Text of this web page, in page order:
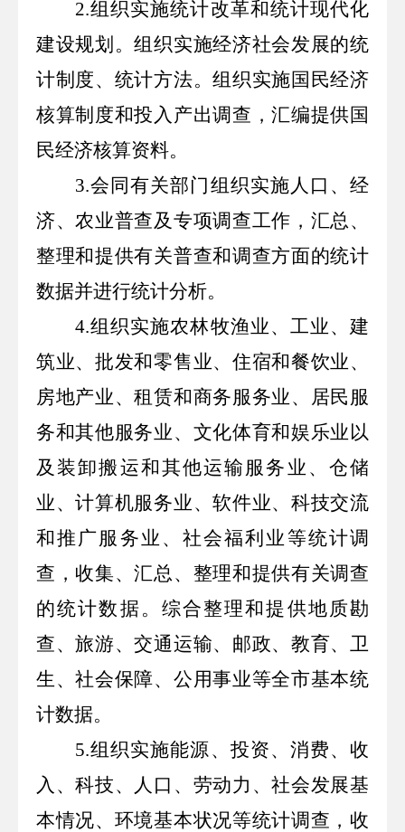
2.组织实施统计改革和统计现代化
建设规划。组织实施经济社会发展的统
计制度、统计方法。组织实施国民经济
核算制度和投入产出调查，汇编提供国
民经济核算资料。
3.会同有关部门组织实施人口、经
济、农业普查及专项调查工作，汇总、
整理和提供有关普查和调查方面的统计
数据并进行统计分析。
4.组织实施农林牧渔业、工业、建
筑业、批发和零售业、住宿和餐饮业、
房地产业、租赁和商务服务业、居民服
务和其他服务业、文化体育和娱乐业以
及装卸搬运和其他运输服务业、仓储
业、计算机服务业、软件业、科技交流
和推广服务业、社会福利业等统计调
查，收集、汇总、整理和提供有关调查
的统计数据。综合整理和提供地质勘
查、旅游、交通运输、邮政、教育、卫
生、社会保障、公用事业等全市基本统
计数据。
5.组织实施能源、投资、消费、收
入、科技、人口、劳动力、社会发展基
本情况、环境基本状况等统计调查，收